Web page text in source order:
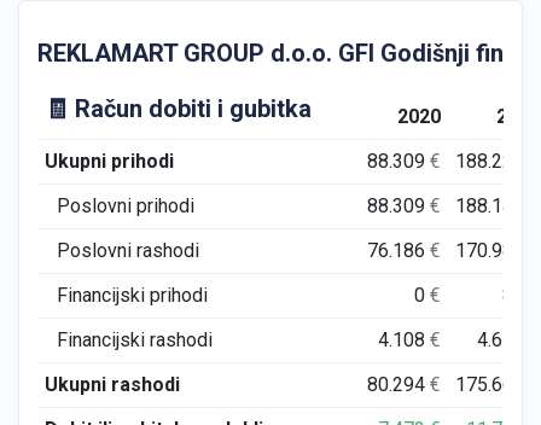
REKLAMART GROUP d.o.o. GFI Godišnji
🧾 Račun dobiti i gubitka
2020
2021
Ukupni prihodi
88.309€ 188.227
Poslovni prihodi
88.309€ 188.143
Poslovni rashodi
76.186€ 170.989
Financijski prihodi
0€ 84
Financijski rashodi
4.108€ 4.679
Ukupni rashodi
80.294€ 175.669